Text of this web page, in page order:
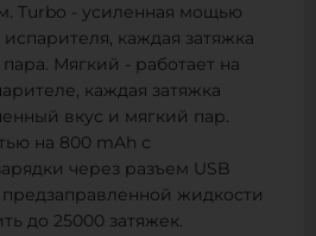
Turbo - усиленная мощью
каждая затяжка
Мягкий - работает на
каждая затяжка
вкус и мягкий пар.
на 800 mAh с
через разъем USB
предзаправленной жидкости
до 25000 затяжек.